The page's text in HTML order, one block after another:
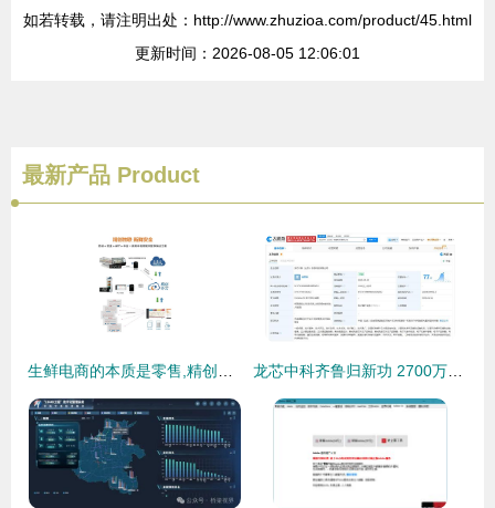
如若转载，请注明出处：http://www.zhuzioa.com/product/45.html
更新时间：2026-08-05 12:06:01
最新产品 Product